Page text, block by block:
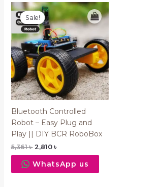
Sale!
Sale!
Bluetooth Controlled
Robot – Easy Plug and
Play || DIY BCR RoboBox
5,361৳
Original
price
was:
5,361 ৳ .
2,810 ৳
Current
price
is:
2,810 ৳ .
WhatsApp us